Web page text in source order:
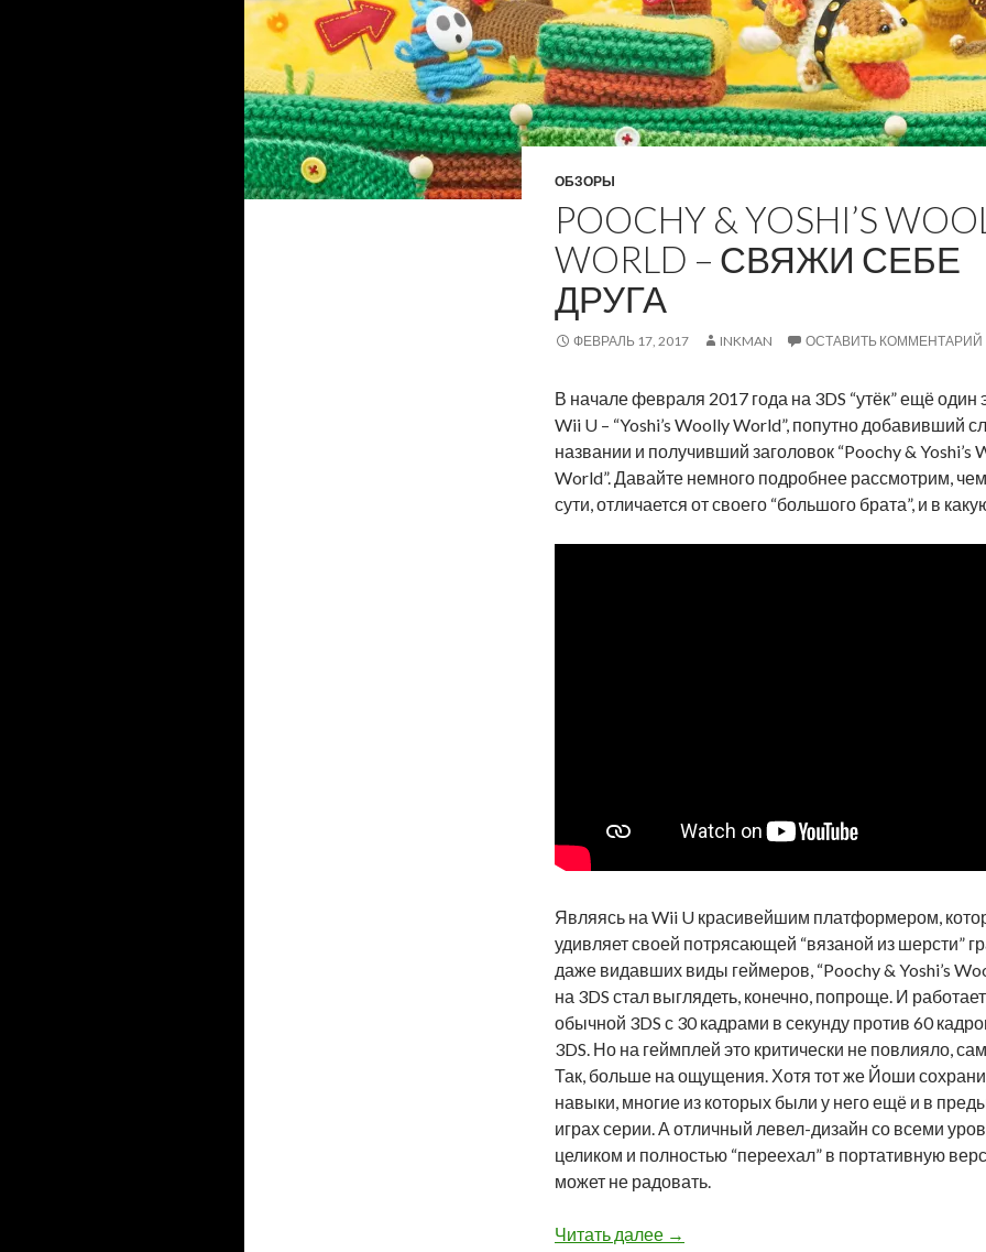
ОБЗОРЫ
POOCHY & YOSHI’S
WORLD – СВЯЖИ СЕБЕ
ДРУГА
ФЕВРАЛЬ 17, 2017 INKMAN ОСТАВИТЬ КОММЕНТАРИЙ
В начале февраля 2017 года на 3DS “утёк” ещё один
Wii U – “Yoshi’s Woolly World”, попутно добавивший
названии и получивший заголовок “Poochy & Yoshi’s
World”. Давайте немного подробнее рассмотрим,
сути, отличается от своего “большого брата”, и в
Являясь на Wii U красивейшим платформером,
удивляет своей потрясающей “вязаной из шерсти”
даже видавших виды геймеров, “Poochy & Yoshi’s
на 3DS стал выглядеть, конечно, попроще. И
обычной 3DS с 30 кадрами в секунду против 60
3DS. Но на геймплей это критически не повлияло,
Так, больше на ощущения. Хотя тот же Йоши
навыки, многие из которых были у него ещё и в
играх серии. А отличный левел-дизайн со всеми
целиком и полностью “переехал” в портативную
может не радовать.
Читать далее Poochy & Yoshi’s Woolly World – свяжи
→